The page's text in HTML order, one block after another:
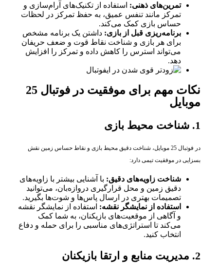
تمرین‌های ذهنی: استفاده از تکنیک‌های آرام‌سازی و
تمرکز مانند تنفس عمیق، به حفظ تمرکز در لحظات
حساس بازی کمک می‌کند.
برنامه‌ریزی قبل از بازی: داشتن یک برنامه مشخص
برای هر بازی و شناخت نقاط قوت و ضعف حریفان
می‌تواند استرس را کاهش داده و تمرکز را افزایش
دهد.
نکات مهم برای موفقیت در فوتبال 25
موبایل
1. شناخت محیط بازی
در فوتبال 25 موبایل، شناخت دقیق محیط بازی و نقاط حساس زمین نقش
بسزایی در موفقیت تیمی دارد:
شناخت زاویه‌های دقیق: با آشنایی بیشتر با زاویه‌های
دقیق زمین و محل قرارگیری دروازه‌بان، می‌توانید
تصمیمات بهتری در ارسال پاس‌ها و شوت‌ها بگیرید.
استفاده از نمایشگر نقشه: استفاده از نمایشگر نقشه
و آگاهی از موقعیت‌های بازیکنان، به شما کمک
می‌کند تا استراتژی‌های مناسبی را برای حمله و دفاع
انتخاب کنید.
2. مدیریت منابع و ارتقا بازیکنان